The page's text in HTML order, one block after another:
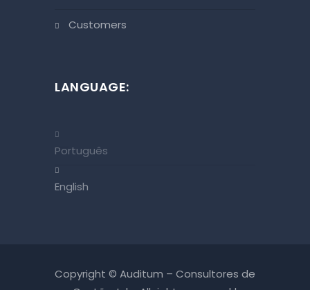
customers
LANGUAGE:
Português
English
Copyright © Auditum – Consultores de